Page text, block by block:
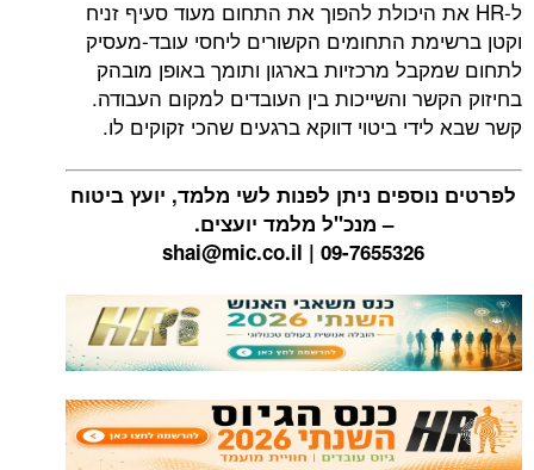
ל-HR את היכולת להפוך את התחום מעוד סעיף זניח
וקטן ברשימת התחומים הקשורים ליחסי עובד-מעסיק
לתחום שמקבל מרכזיות בארגון ותומך באופן מובהק
בחיזוק הקשר והשייכות בין העובדים למקום העבודה.
קשר שבא לידי ביטוי דווקא ברגעים שהכי זקוקים לו.
לפרטים נוספים ניתן לפנות לשי מלמד, יועץ ביטוח
– מנכ"ל מלמד יועצים.
09-7655326 | shai@mic.co.il